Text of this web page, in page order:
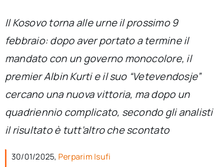
Sezioni
Chi siamo
per:
Newsletter
Ita
Il Kosovo torna alle urne il prossimo 9
febbraio: dopo aver portato a termine il
mandato con un governo monocolore, il
premier Albin Kurti e il suo “Vetevendosje”
cercano una nuova vittoria, ma dopo un
quadriennio complicato, secondo gli analisti
il risultato è tutt’altro che scontato
30/01/2025, Perparim Isufi